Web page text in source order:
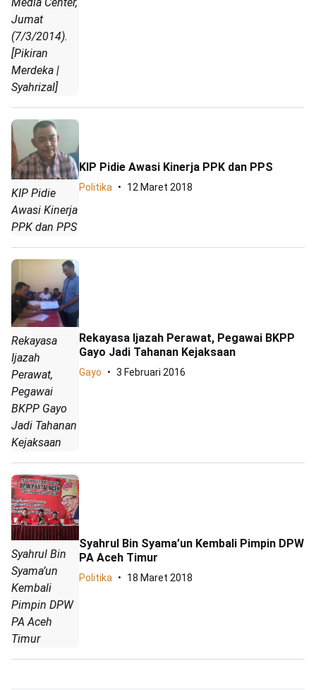
Jumat
(7/3/2014).
[Pikiran
Merdeka |
Syahrizal]
KIP Pidie
Awasi Kinerja
PPK dan PPS
KIP Pidie Awasi Kinerja PPK dan PPS
Politika 12 Maret 2018
Rekayasa
Ijazah
Perawat,
Pegawai
BKPP Gayo
Jadi Tahanan
Kejaksaan
Rekayasa Ijazah Perawat, Pegawai BKPP
Gayo Jadi Tahanan Kejaksaan
Gayo 3 Februari 2016
Syahrul Bin
Syama’un
Kembali
Pimpin DPW
PA Aceh
Timur
Syahrul Bin Syama’un Kembali Pimpin DPW
PA Aceh Timur
Politika 18 Maret 2018